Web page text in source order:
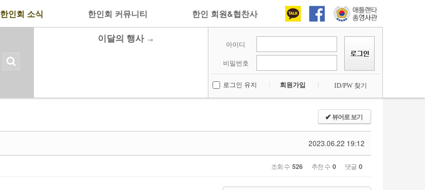
한인회 소식 한인회 커뮤니티 한인 회원&협찬사
아이디
비밀번호
로그인 유지 회원가입 ID/PW 찾기
이달의 행사 →
✔뷰어로 보기
2023.06.22 19:12
조회 수 526 추천 수 0 댓글 0